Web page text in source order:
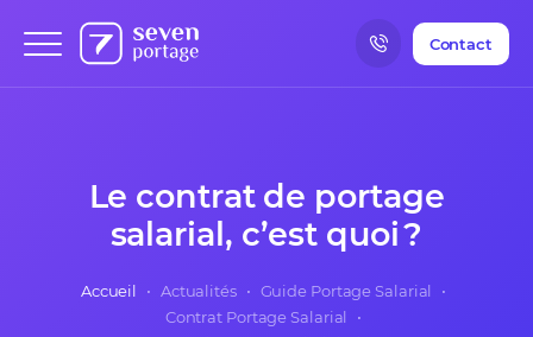
Contact
Le contrat de portage
salarial, c’est quoi ?
Accueil • Actualités • Guide Portage Salarial
•
Contrat Portage Salarial
•